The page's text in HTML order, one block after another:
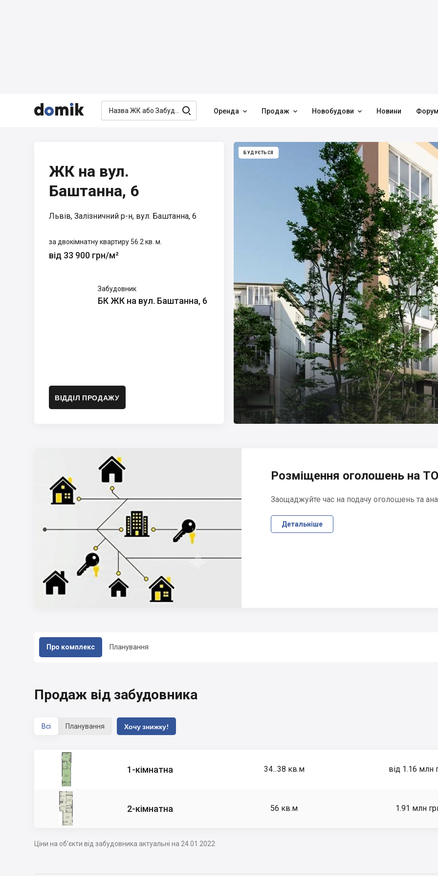


  Оренда  Продаж  Новобудови  Новини Форум
Про комплекс Планування
БУДУЄТЬСЯ
ЖК на вул.
Баштанна, 6
Львів, Залізничний р-н, вул. Баштанна, 6
за двокімнатну квартиру 56.2 кв. м.
від 33 900 грн/м²
Забудовник
БК ЖК на вул. Баштанна, 6
ВІДДІЛ ПРОДАЖУ
Розміщення оголошень на
Заощаджуйте час на подачу оголошень та
Детальніше
Продаж від забудовника
Всі Планування Хочу знижку!
1-кімнатна 34...38 кв.м від 1.16 млн
2-кімнатна 56 кв.м 1.91 млн
Ціни на об'єкти від забудовника актуальні на 24.01.2022